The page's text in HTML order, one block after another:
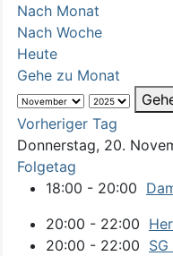
Nach Monat
Nach Woche
Heute
Gehe zu Monat
Vorheriger Tag
Donnerstag, 20.
Folgetag
18:00 - 20:00
20:00 - 22:00
20:00 - 22:00